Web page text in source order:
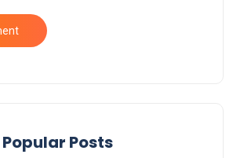
Popular Posts